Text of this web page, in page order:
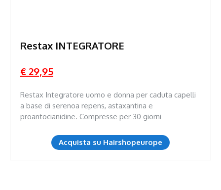
Restax INTEGRATORE
€ 29,95
Restax Integratore uomo e donna per caduta capelli
a base di serenoa repens, astaxantina e
proantocianidine. Compresse per 30 giorni
Acquista su Hairshopeurope